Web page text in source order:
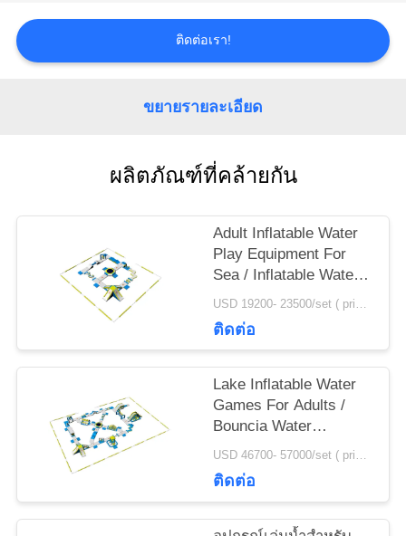
ควบคุม
เสนอ
แผนผัง
เว็บไซต์
ติดต่อเรา!
ขยายรายละเอียด
ผลิตภัณฑ์ที่คล้ายกัน
Adult Inflatable Water
Play Equipment For
Sea / Inflatable Water
Park Design Build
USD 19200- 23500/set ( price just for reference, detailed prices need to be confirmed) MOQ:1PC
ติดต่อ
Lake Inflatable Water
Games For Adults /
Bouncia Water
Inflatable Park
USD 46700- 57000/set ( price just for reference, detailed prices need to be confirmed) MOQ:1 set or parts of the whole park
ติดต่อ